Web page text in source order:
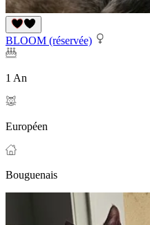
BLOOM (réservée)
1 An
Européen
Bouguenais